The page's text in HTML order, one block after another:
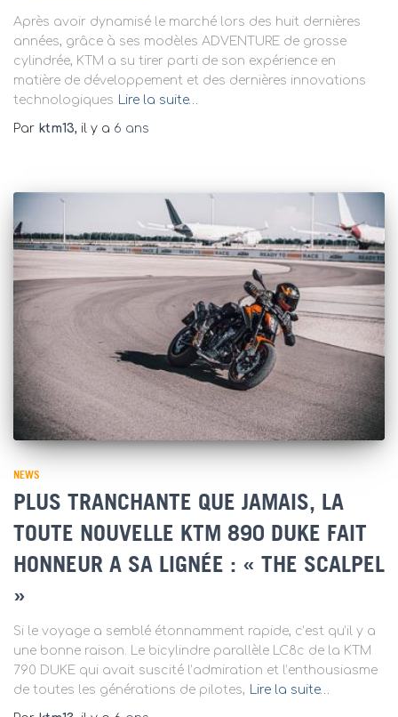
Après avoir dynamisé le marché lors des huit dernières
années, grâce à ses modèles ADVENTURE de grosse
cylindrée, KTM a su tirer parti de son expérience en
matière de développement et des dernières innovations
technologiques
Lire la suite…
Par ktm13, il y a 6 ans
NEWS
PLUS TRANCHANTE QUE JAMAIS, LA
TOUTE NOUVELLE KTM 890 DUKE FAIT
HONNEUR A SA LIGNÉE : « THE SCALPEL
»
Si le voyage a semblé étonnamment rapide, c’est qu’il y a
une bonne raison. Le bicylindre parallèle LC8c de la KTM
790 DUKE qui avait suscité l’admiration et l’enthousiasme
de toutes les générations de pilotes,
Lire la suite…